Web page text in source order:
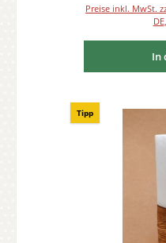
Preise inkl. MwSt.
In
Tipp